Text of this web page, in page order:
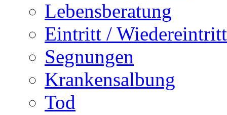
Lebensberatung
Eintritt / Wiedereintritt
Segnungen
Krankensalbung
Tod